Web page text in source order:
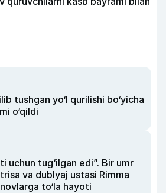
tushgan yo‘l qurilishi bo‘yicha
o‘qildi
uchun tug‘ilgan edi”. Bir umr
va dublyaj ustasi Rimma
to‘la hayoti